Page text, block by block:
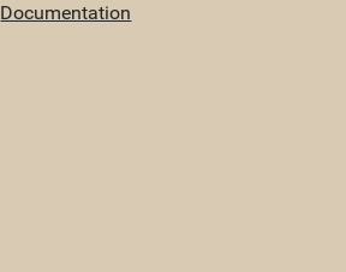
Documentation